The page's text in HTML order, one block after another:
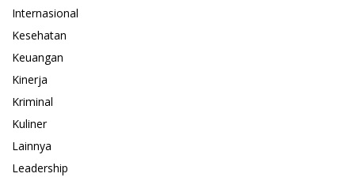
Internasional
Kesehatan
Keuangan
Kinerja
Kriminal
Kuliner
Lainnya
Leadership